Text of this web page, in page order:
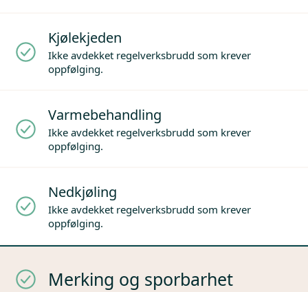
Kjølekjeden
Ikke avdekket regelverksbrudd som krever
oppfølging.
Varmebehandling
Ikke avdekket regelverksbrudd som krever
oppfølging.
Nedkjøling
Ikke avdekket regelverksbrudd som krever
oppfølging.
Merking og sporbarhet